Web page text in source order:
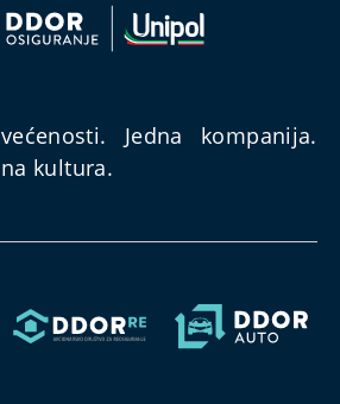
Jedna kompanija.
kultura.